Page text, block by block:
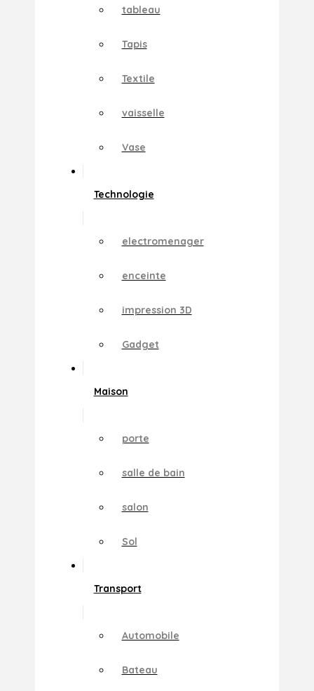
tableau
Tapis
Textile
vaisselle
Vase
Technologie
electromenager
enceinte
impression 3D
Gadget
Maison
porte
salle de bain
salon
Sol
Transport
Automobile
Bateau